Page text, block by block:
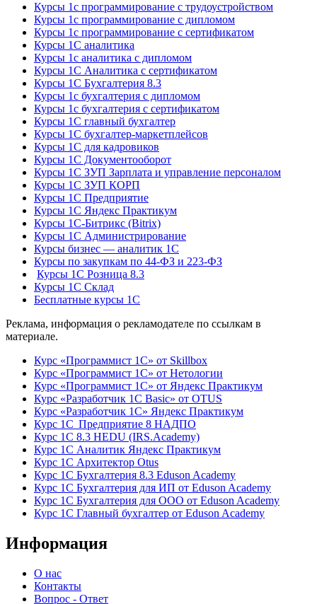
Курсы 1с программирование с трудоустройством
Курсы 1с программирование с дипломом
Курсы 1с программирование с сертификатом
Курсы 1С аналитика
Курсы 1с аналитика с дипломом
Курсы 1С Аналитика с сертификатом
Курсы 1С Бухгалтерия 8.3
Курсы 1с бухгалтерия с дипломом
Курсы 1с бухгалтерия с сертификатом
Курсы 1С главный бухгалтер
Курсы 1С бухгалтер-маркетплейсов
Курсы 1С для кадровиков
Курсы 1С Документооборот
Курсы 1С ЗУП Зарплата и управление персоналом
Курсы 1С ЗУП КОРП
Курсы 1С Предприятие
Курсы 1С Яндекс Практикум
Курсы 1С-Битрикс (Bitrix)
Курсы 1С Администрирование
Курсы бизнес — аналитик 1С
Курсы по закупкам по 44‑ФЗ и 223‑ФЗ
Курсы 1С Розница 8.3
Курсы 1С Склад
Бесплатные курсы 1С
Реклама, информация о рекламодателе по ссылкам в
материале.
Курс «Программист 1С» от Skillbox
Курс «Программист 1С» от Нетологии
Курс «Программист 1С» от Яндекс Практикум
Курс «Разработчик 1С Basic» от OTUS
Курс «Разработчик 1С» Яндекс Практикум
Курс 1С Предприятие 8 НАДПО
Курс 1С 8.3 HEDU (IRS.Academy)
Курс 1С Аналитик Яндекс Практикум
Курс 1С Архитектор Otus
Курс 1С Бухгалтерия 8.3 Eduson Academy
Курс 1С Бухгалтерия для ИП от Eduson Academy
Курс 1С Бухгалтерия для ООО от Eduson Academy
Курс 1С Главный бухгалтер от Eduson Academy
Информация
О нас
Контакты
Вопрос - Ответ